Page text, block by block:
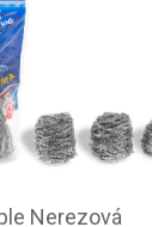
Nerezová